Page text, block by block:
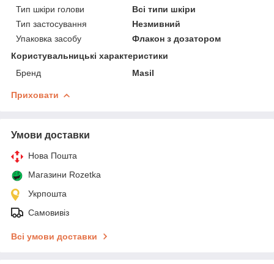
Тип шкіри голови
Всі типи шкіри
Тип застосування
Незмивний
Упаковка засобу
Флакон з дозатором
Користувальницькі характеристики
Бренд
Masil
Приховати
Умови доставки
Нова Пошта
Магазини Rozetka
Укрпошта
Самовивіз
Всі умови доставки